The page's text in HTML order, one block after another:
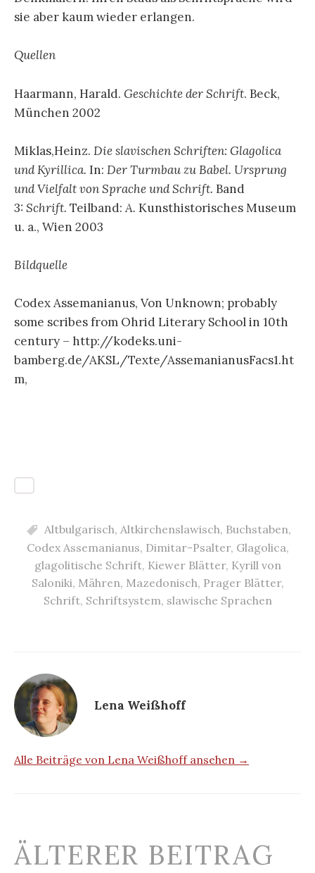
sie aber kaum wieder erlangen.
Quellen
Haarmann, Harald. Geschichte der Schrift. Beck,
München 2002
Miklas,Heinz. Die slavischen Schriften: Glagolica
und Kyrillica. In: Der Turmbau zu Babel. Ursprung
und Vielfalt von Sprache und Schrift. Band
3: Schrift. Teilband:A. Kunsthistorisches Museum
u. a., Wien 2003
Bildquelle
Codex Assemanianus, Von Unknown; probably
some scribes from Ohrid Literary School in 10th
century – http://kodeks.uni-
bamberg.de/AKSL/Texte/AssemanianusFacs1.ht
m,
Altbulgarisch, Altkirchenslawisch, Buchstaben,
Codex Assemanianus, Dimitar-Psalter, Glagolica,
glagolitische Schrift, Kiewer Blätter, Kyrill von
Saloniki, Mähren, Mazedonisch, Prager Blätter,
Schrift, Schriftsystem, slawische Sprachen
Lena Weißhoff
Alle Beiträge von Lena Weißhoff ansehen →
Beitrags-
ÄLTERER BEITRAG